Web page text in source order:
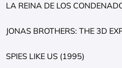
LA REINA DE LOS
JONAS BROTHERS: THE 3D
SPIES LIKE US (1995)